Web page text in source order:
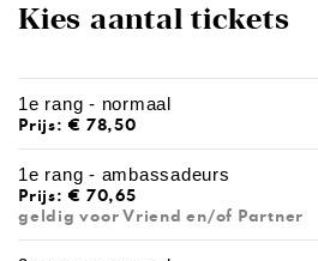
Kies aantal tickets
1e rang - normaal
Prijs: € 78,50
1e rang - ambassadeurs
Prijs: € 70,65
geldig voor Vriend en/of Partner